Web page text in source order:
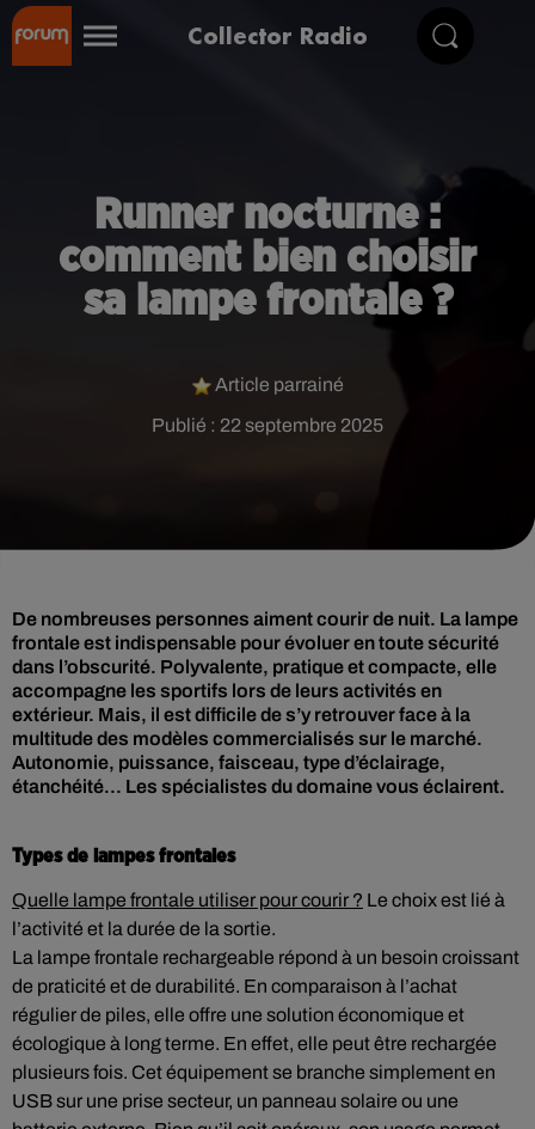
Collector Radio
Runner nocturne :
comment bien choisir
sa lampe frontale ?
Publié : 22 septembre 2025
Article parrainé
De nombreuses personnes aiment courir de nuit. La lampe
frontale est indispensable pour évoluer en toute sécurité
dans l’obscurité. Polyvalente, pratique et compacte, elle
accompagne les sportifs lors de leurs activités en
extérieur. Mais, il est difficile de s’y retrouver face à la
multitude des modèles commercialisés sur le marché.
Autonomie, puissance, faisceau, type d’éclairage,
étanchéité... Les spécialistes du domaine vous éclairent.
Types de lampes frontales
Quelle lampe frontale utiliser pour courir ? Le choix est lié à
l’activité et la durée de la sortie.
La lampe frontale rechargeable répond à un besoin croissant
de praticité et de durabilité. En comparaison à l’achat
régulier de piles, elle offre une solution économique et
écologique à long terme. En effet, elle peut être rechargée
plusieurs fois. Cet équipement se branche simplement en
USB sur une prise secteur, un panneau solaire ou une